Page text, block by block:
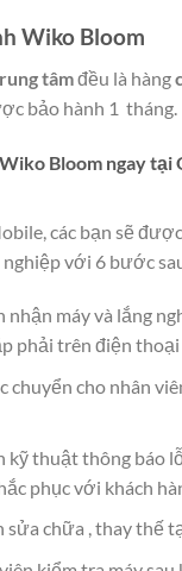
Wiko Bloom
tâmđều là hàng
bảo hành 1 tháng.
Bloom ngay tại
các bạn sẽ
với 6 bước
nhận máy và lắng
phải trên điện thoại
chuyển cho nhân
kỹ thuật thông báo
phục với khách
sửa chữa , thay thế